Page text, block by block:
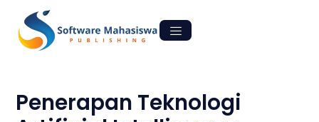
content
Penerapan Teknologi
navigation